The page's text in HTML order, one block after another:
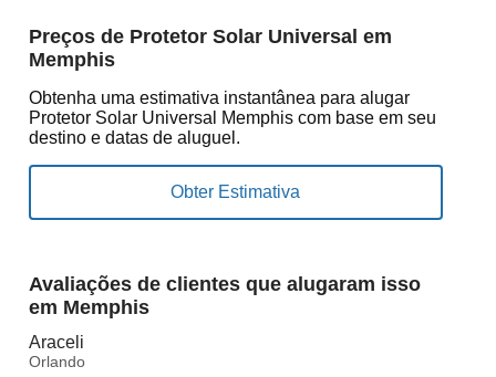
Preços de Protetor Solar Universal em
Memphis
Obtenha uma estimativa instantânea para alugar
Protetor Solar Universal Memphis com base em seu
destino e datas de aluguel.
Avaliações de clientes que alugaram isso
em Memphis
Araceli
Orlando